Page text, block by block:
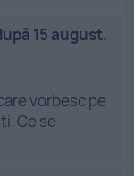
15 august.
vorbesc pe
Ce se